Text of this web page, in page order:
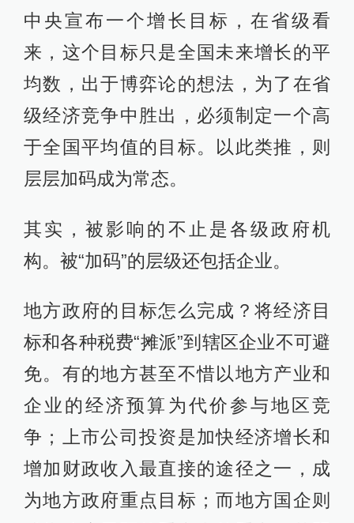
中央宣布一个增长目标，在省级看
来，这个目标只是全国未来增长的平
均数，出于博弈论的想法，为了在省
级经济竞争中胜出，必须制定一个高
于全国平均值的目标。以此类推，则
层层加码成为常态。
其实，被影响的不止是各级政府机
构。被“加码”的层级还包括企业。
地方政府的目标怎么完成？将经济目
标和各种税费“摊派”到辖区企业不可避
免。有的地方甚至不惜以地方产业和
企业的经济预算为代价参与地区竞
争；上市公司投资是加快经济增长和
增加财政收入最直接的途径之一，成
为地方政府重点目标；而地方国企则